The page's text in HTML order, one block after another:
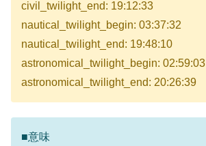
civil_twilight_end: 19:12:33
nautical_twilight_begin: 03:37:32
nautical_twilight_end: 19:48:10
astronomical_twilight_begin: 02:59:03
astronomical_twilight_end: 20:26:39
■意味